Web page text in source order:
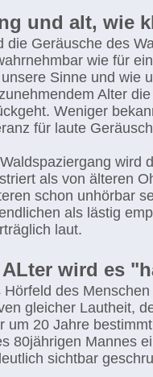
und alt, wie
die Geräusche des
wie für
Sinne und wie
Alter
Weniger
für laute
wird
als von älteren
schon unhörbar
als lästig
laut.
ALter wird es
Hörfeld des
gleicher Lautheit,
um 20 Jahre
80jährigen Mannes
sichtbar